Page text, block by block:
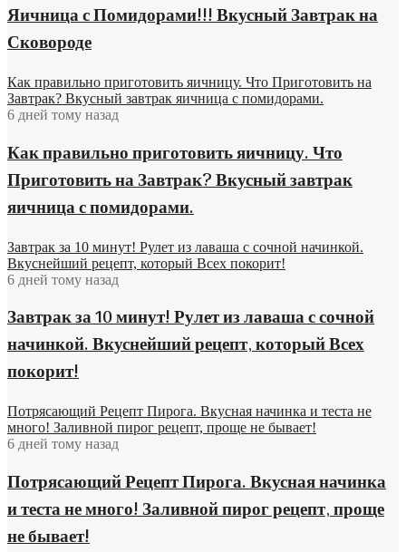
Яичница с Помидорами!!! Вкусный Завтрак на
Сковороде
Как правильно приготовить яичницу. Что Приготовить на
Завтрак? Вкусный завтрак яичница с помидорами.
6 дней тому назад
Как правильно приготовить яичницу. Что
Приготовить на Завтрак? Вкусный завтрак
яичница с помидорами.
Завтрак за 10 минут! Рулет из лаваша с сочной начинкой.
Вкуснейший рецепт, который Всех покорит!
6 дней тому назад
Завтрак за 10 минут! Рулет из лаваша с сочной
начинкой. Вкуснейший рецепт, который Всех
покорит!
Потрясающий Рецепт Пирога. Вкусная начинка и теста не
много! Заливной пирог рецепт, проще не бывает!
6 дней тому назад
Потрясающий Рецепт Пирога. Вкусная начинка
и теста не много! Заливной пирог рецепт, проще
не бывает!